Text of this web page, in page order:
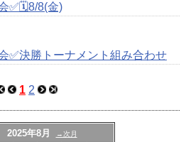
✅🗓️8/8(金)
✅決勝トーナメント組み合わせ
1 2
2025年8月 →次月